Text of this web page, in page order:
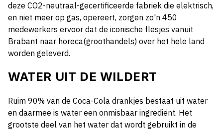
deze CO2-neutraal-gecertificeerde fabriek die elektrisch,
en niet meer op gas, opereert, zorgen zo'n 450
medewerkers ervoor dat de iconische flesjes vanuit
Brabant naar horeca(groothandels) over het hele land
worden geleverd.
WATER UIT DE WILDERT
Ruim 90% van de Coca-Cola drankjes bestaat uit water
en daarmee is water een onmisbaar ingrediënt. Het
grootste deel van het water dat wordt gebruikt in de